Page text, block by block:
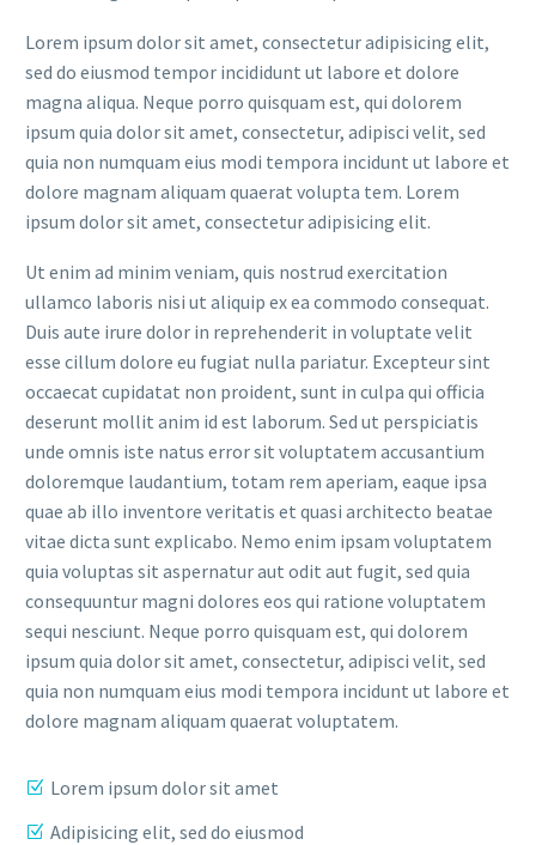
Lorem ipsum dolor sit amet, consectetur adipisicing elit,
sed do eiusmod tempor incididunt ut labore et dolore
magna aliqua. Neque porro quisquam est, qui dolorem
ipsum quia dolor sit amet, consectetur, adipisci velit, sed
quia non numquam eius modi tempora incidunt ut labore et
dolore magnam aliquam quaerat volupta tem. Lorem
ipsum dolor sit amet, consectetur adipisicing elit.
Ut enim ad minim veniam, quis nostrud exercitation
ullamco laboris nisi ut aliquip ex ea commodo consequat.
Duis aute irure dolor in reprehenderit in voluptate velit
esse cillum dolore eu fugiat nulla pariatur. Excepteur sint
occaecat cupidatat non proident, sunt in culpa qui officia
deserunt mollit anim id est laborum. Sed ut perspiciatis
unde omnis iste natus error sit voluptatem accusantium
doloremque laudantium, totam rem aperiam, eaque ipsa
quae ab illo inventore veritatis et quasi architecto beatae
vitae dicta sunt explicabo. Nemo enim ipsam voluptatem
quia voluptas sit aspernatur aut odit aut fugit, sed quia
consequuntur magni dolores eos qui ratione voluptatem
sequi nesciunt. Neque porro quisquam est, qui dolorem
ipsum quia dolor sit amet, consectetur, adipisci velit, sed
quia non numquam eius modi tempora incidunt ut labore et
dolore magnam aliquam quaerat voluptatem.
Lorem ipsum dolor sit amet
Adipisicing elit, sed do eiusmod